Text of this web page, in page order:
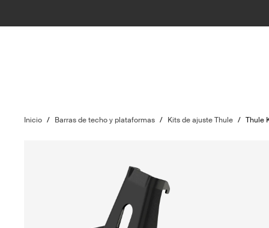
Inicio / Barras de techo y plataformas / Kits de ajuste Thule / Thule